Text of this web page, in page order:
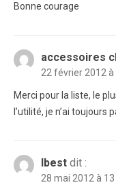
Bonne courage
accessoires
22 février 2012 à
Merci pour la liste, le
l’utilité, je n’ai toujours
lbest dit :
28 mai 2012 à